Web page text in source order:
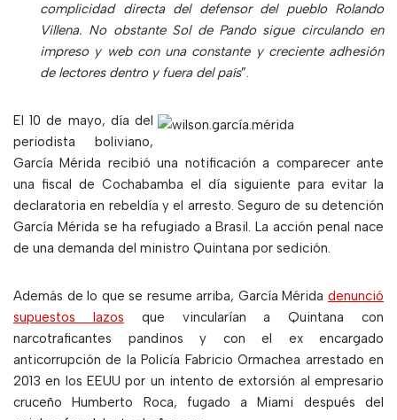
complicidad directa del defensor del pueblo Rolando
Villena. No obstante Sol de Pando sigue circulando en
impreso y web con una constante y creciente adhesión
de lectores dentro y fuera del país”.
El 10 de mayo, día del
periodista boliviano,
García Mérida recibió una notificación a comparecer ante
una fiscal de Cochabamba el día siguiente para evitar la
declaratoria en rebeldía y el arresto. Seguro de su detención
García Mérida se ha refugiado a Brasil. La acción penal nace
de una demanda del ministro Quintana por sedición.
Además de lo que se resume arriba, García Mérida denunció
supuestos lazos que vincularían a Quintana con
narcotraficantes pandinos y con el ex encargado
anticorrupción de la Policía Fabricio Ormachea arrestado en
2013 en los EEUU por un intento de extorsión al empresario
cruceño Humberto Roca, fugado a Miami después del